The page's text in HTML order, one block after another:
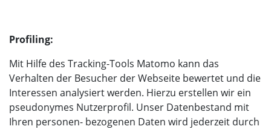
Profiling:
Mit Hilfe des Tracking-Tools Matomo kann das
Verhalten der Besucher der Webseite bewertet und die
Interessen analysiert werden. Hierzu erstellen wir ein
pseudonymes Nutzerprofil. Unser Datenbestand mit
Ihren personen- bezogenen Daten wird jederzeit durch